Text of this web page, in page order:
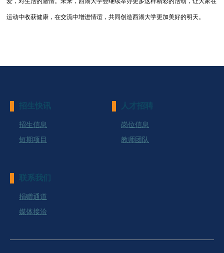
运动中收获健康，在交流中增进情谊，共同创造西湖大学更加美好的明天。
招生快讯
招生信息
短期项目
人才招聘
岗位信息
教师团队
联系我们
捐赠通道
媒体接洽